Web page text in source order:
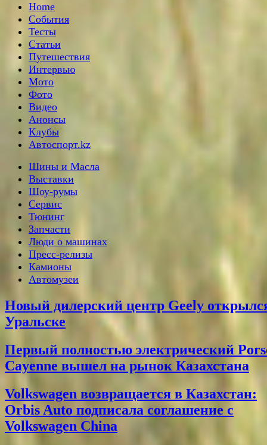
Home
События
Тесты
Статьи
Путешествия
Интервью
Мото
Фото
Видео
Анонсы
Клубы
Автоспорт.kz
Шины и Масла
Выставки
Шоу-румы
Сервис
Тюнинг
Запчасти
Люди о машинах
Пресс-релизы
Камионы
Автомузеи
Новый дилерский центр Geely
Уральске
Первый полностью электрический
Cayenne вышел на рынок Казахстана
Volkswagen возвращается в Казахстан:
Orbis Auto подписала соглашение с
Volkswagen China